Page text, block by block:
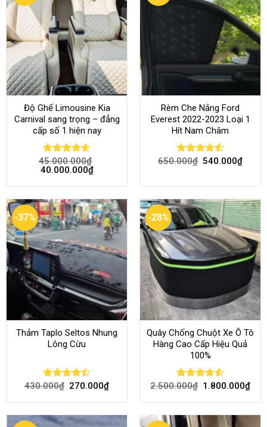
Độ Ghế Limousine Kia
Carnival sang trọng – đẳng
cấp số 1 hiện nay
Rated4.58
out of 5
45.000.000₫
40.000.000₫
Rèm Che Nắng Ford
Everest 2022-2023 Loại 1
Hít Nam Châm
Rated4.51
650.000₫ 540.000₫
-37%
Thảm Taplo Seltos Nhung
Lông Cừu
Rated
430.000₫ 270.000₫
-28%
Quây Chống Chuột Xe Ô Tô
Hàng Cao Cấp Hiệu Quả
100%
Rated 4.51
2.500.000₫ 1.800.000₫